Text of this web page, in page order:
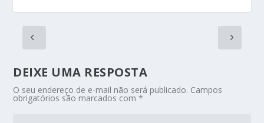
DEIXE UMA RESPOSTA
O seu endereço de e-mail não será publicado. Campos
obrigatórios são marcados com*